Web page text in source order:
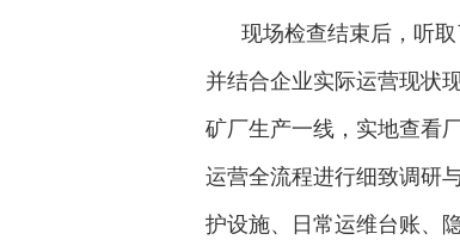
现场检查结束后，听取
并结合企业实际运营现状
矿厂生产一线，实地查看
运营全流程进行细致调研
护设施、日常运维台账、